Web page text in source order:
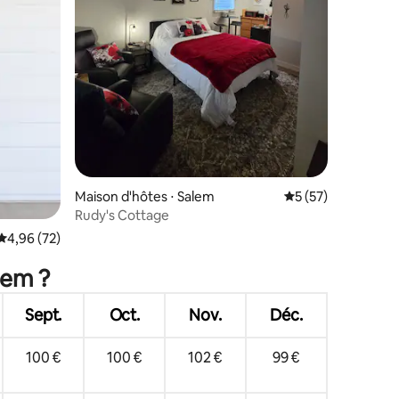
: 4,71 sur 5
moyenne sur la base de 72 commentaires : 4,96 sur 5
4,96 (72)
Maison d'hôtes ⋅ Salem Évaluation
5 (57)
Rudy's Cottage
?
Sept. Oct. Nov. Déc.
100 € 100 € 102 € 99 €